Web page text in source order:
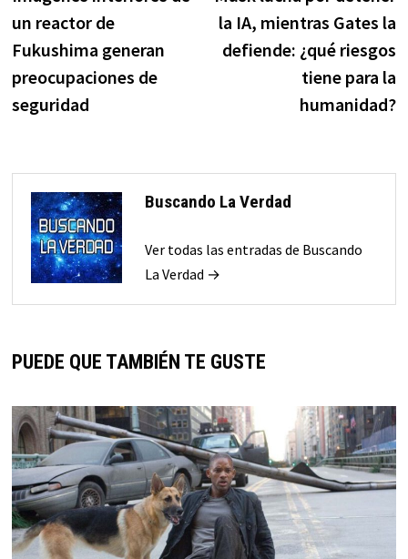
de
entradas
un reactor de
Fukushima generan
preocupaciones de
seguridad
la IA, mientras Gates la
defiende: ¿qué riesgos
tiene para la
humanidad?
Buscando La Verdad
Ver todas las entradas de Buscando
La Verdad →
PUEDE QUE TAMBIÉN TE GUSTE